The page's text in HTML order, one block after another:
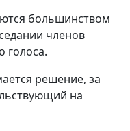
большинством
членов
голоса.
решение, за
на